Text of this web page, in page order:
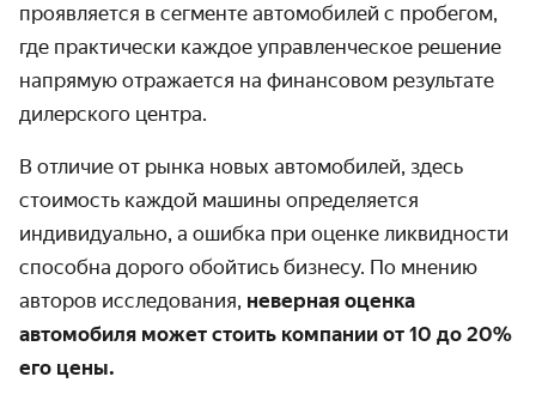
проявляется в сегменте автомобилей с пробегом,
где практически каждое управленческое решение
напрямую отражается на финансовом результате
дилерского центра.
В отличие от рынка новых автомобилей, здесь
стоимость каждой машины определяется
индивидуально, а ошибка при оценке ликвидности
способна дорого обойтись бизнесу. По мнению
авторов исследования, неверная оценка
автомобиля может стоить компании от 10 до 20%
его цены.